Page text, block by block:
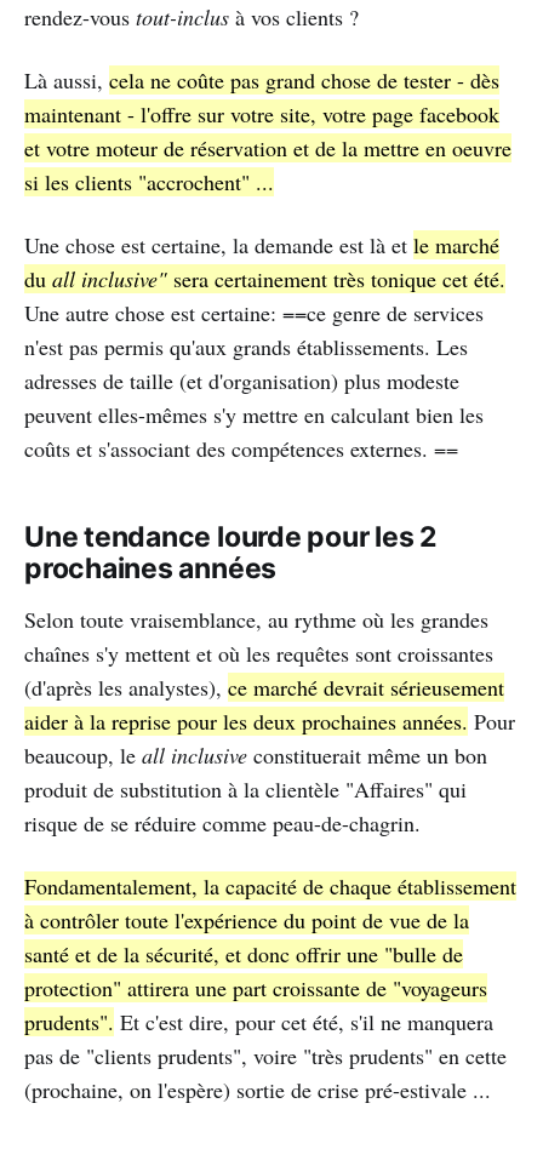
rendez-vous tout-inclus à vos clients ?
Là aussi, cela ne coûte pas grand chose de tester - dès
maintenant - l'offre sur votre site, votre page facebook
et votre moteur de réservation et de la mettre en oeuvre
si les clients "accrochent" ...
Une chose est certaine, la demande est là et le marché
du all inclusive" sera certainement très tonique cet été.
Une autre chose est certaine: ==ce genre de services
n'est pas permis qu'aux grands établissements. Les
adresses de taille (et d'organisation) plus modeste
peuvent elles-mêmes s'y mettre en calculant bien les
coûts et s'associant des compétences externes. ==
Une tendance lourde pour les 2
prochaines années
Selon toute vraisemblance, au rythme où les grandes
chaînes s'y mettent et où les requêtes sont croissantes
(d'après les analystes), ce marché devrait sérieusement
aider à la reprise pour les deux prochaines années. Pour
beaucoup, le all inclusive constituerait même un bon
produit de substitution à la clientèle "Affaires" qui
risque de se réduire comme peau-de-chagrin.
Fondamentalement, la capacité de chaque établissement
à contrôler toute l'expérience du point de vue de la
santé et de la sécurité, et donc offrir une "bulle de
protection" attirera une part croissante de "voyageurs
prudents". Et c'est dire, pour cet été, s'il ne manquera
pas de "clients prudents", voire "très prudents" en cette
(prochaine, on l'espère) sortie de crise pré-estivale ...